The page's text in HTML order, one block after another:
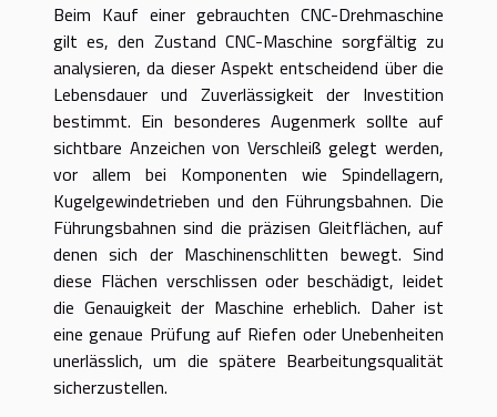
Beim Kauf einer gebrauchten CNC-Drehmaschine
gilt es, den Zustand CNC-Maschine sorgfältig zu
analysieren, da dieser Aspekt entscheidend über die
Lebensdauer und Zuverlässigkeit der Investition
bestimmt. Ein besonderes Augenmerk sollte auf
sichtbare Anzeichen von Verschleiß gelegt werden,
vor allem bei Komponenten wie Spindellagern,
Kugelgewindetrieben und den Führungsbahnen. Die
Führungsbahnen sind die präzisen Gleitflächen, auf
denen sich der Maschinenschlitten bewegt. Sind
diese Flächen verschlissen oder beschädigt, leidet
die Genauigkeit der Maschine erheblich. Daher ist
eine genaue Prüfung auf Riefen oder Unebenheiten
unerlässlich, um die spätere Bearbeitungsqualität
sicherzustellen.